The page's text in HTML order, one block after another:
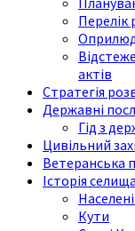
Перелік
актів
Стратегія
Державні
Гід з
Цивільний
Ветеранська
Історія
Кути